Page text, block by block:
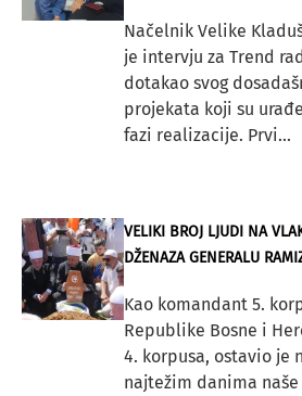
Načelnik Velike
je intervju za Trend
dotakao svog
projekata koji su
fazi realizacije. Prvi...
VELIKI BROJ LJUDI NA
DŽENAZA GENERALU
Kao komandant 5.
Republike Bosne i
4. korpusa, ostavio je
najtežim danima